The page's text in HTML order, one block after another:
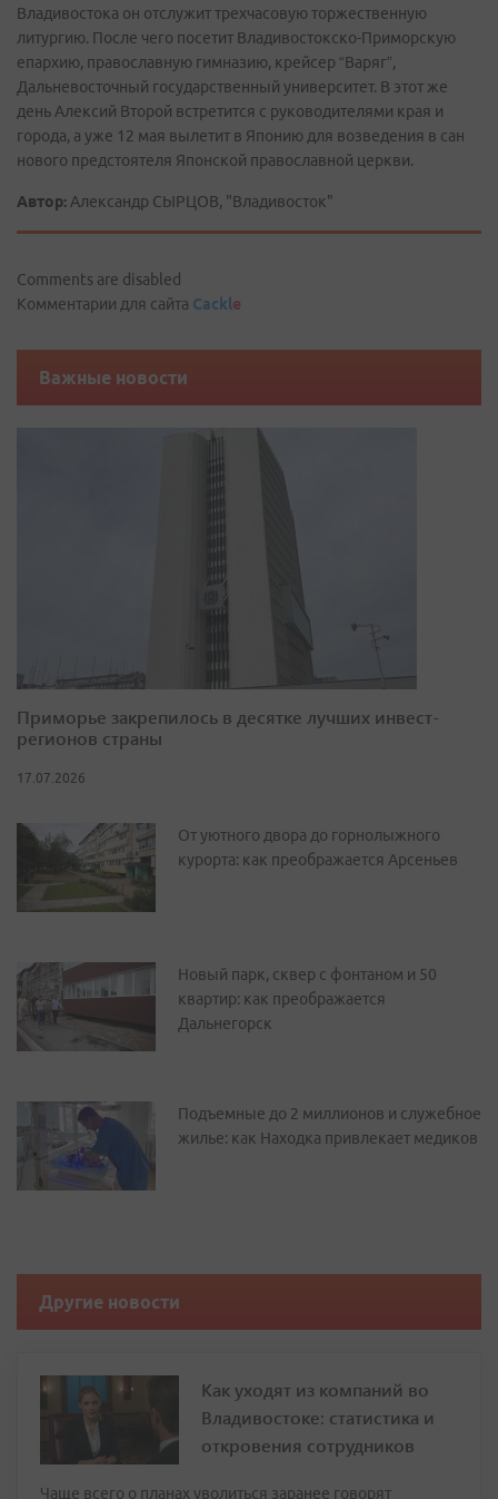
Владивостока он отслужит трехчасовую торжественную
литургию. После чего посетит Владивостокско-Приморскую
епархию, православную гимназию, крейсер “Варяг”,
Дальневосточный государственный университет. В этот же
день Алексий Второй встретится с руководителями края и
города, а уже 12 мая вылетит в Японию для возведения в сан
нового предстоятеля Японской православной церкви.
Автор: Александр СЫРЦОВ, "Владивосток"
Comments are disabled
Комментарии для сайта Cackle
Важные новости
Приморье закрепилось в десятке лучших инвест-
регионов страны
17.07.2026
От уютного двора до горнолыжного
курорта: как преображается Арсеньев
Новый парк, сквер с фонтаном и 50
квартир: как преображается
Дальнегорск
Подъемные до 2 миллионов и служебное
жилье: как Находка привлекает медиков
Другие новости
Как уходят из компаний во
Владивостоке: статистика и
откровения сотрудников
Чаще всего о планах уволиться заранее говорят